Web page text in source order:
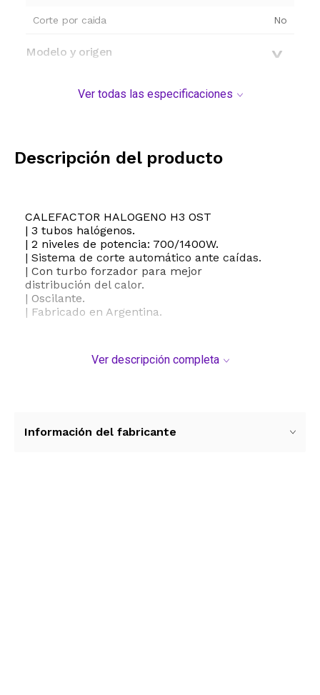
Corte por caida No
Modelo y origen
Ver todas las especificaciones
Descripción del producto
CALEFACTOR HALOGENO H3 OST
| 3 tubos halógenos.
| 2 niveles de potencia: 700/1400W.
| Sistema de corte automático ante caídas.
| Con turbo forzador para mejor
distribución del calor.
| Oscilante.
| Fabricado en Argentina.
Ver descripción completa
Información del fabricante